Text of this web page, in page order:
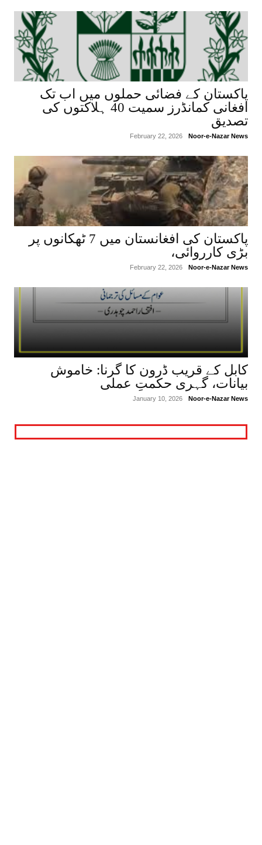
پاکستان کے فضائی حملوں میں اب تک
افغانی کمانڈرز سمیت 40 ہلاکتوں کی
تصدیق
Noor-e-Nazar News
February 22, 2026
پاکستان کی افغانستان میں 7 ٹھکانوں پر
بڑی کارروائی،
Noor-e-Nazar News
February 22, 2026
کابل کے قریب ڈرون کا گرنا: خاموش
بیانات، گہری حکمتِ عملی
Noor-e-Nazar News
January 10, 2026